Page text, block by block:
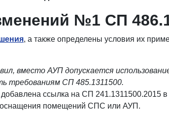
№1 СП
, а также определены условия их
вместо АУП допускается
требованиям СП 485.1311500.
ссылка на СП 241.1311500.2015 в
оснащения помещений СПС или АУП.